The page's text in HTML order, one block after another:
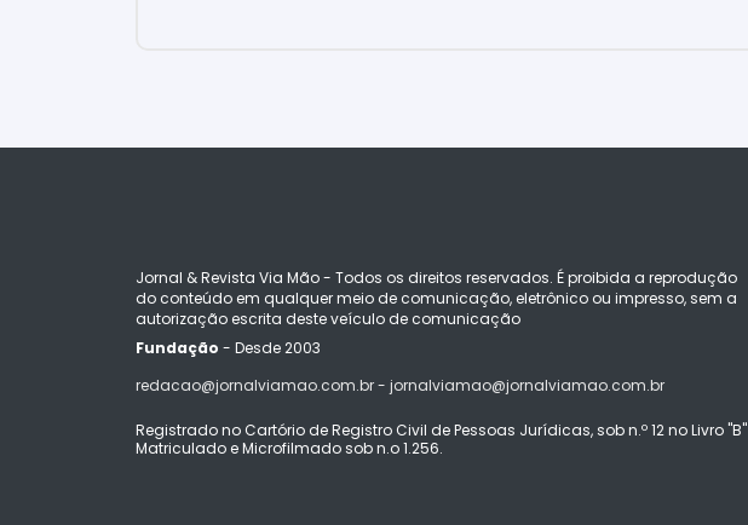
Jornal & Revista Via Mão - Todos os direitos reservados. É proibida a reprodução
do conteúdo em qualquer meio de comunicação, eletrônico ou impresso, sem a
autorização escrita deste veículo de comunicação
Fundação - Desde 2003
redacao@jornalviamao.com.br - jornalviamao@jornalviamao.com.br
Registrado no Cartório de Registro Civil de Pessoas Jurídicas, sob n.º 12 no Livro "B"
Matriculado e Microfilmado sob n.o 1.256.